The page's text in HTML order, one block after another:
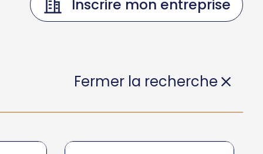
Inscrire mon entreprise
Fermer la recherche